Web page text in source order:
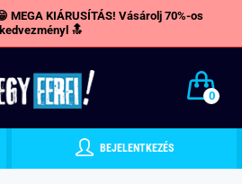
MEGA KIÁRUSÍTÁS! Vásárolj 70%-os
kedvezményl 🔝
0
BEJELENTKEZÉS